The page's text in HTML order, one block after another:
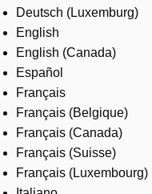
Kontakt
Karriere
Deutsch (Luxemburg)
English
English (Canada)
Español
Français
Français (Belgique)
Français (Canada)
Français (Suisse)
Français (Luxembourg)